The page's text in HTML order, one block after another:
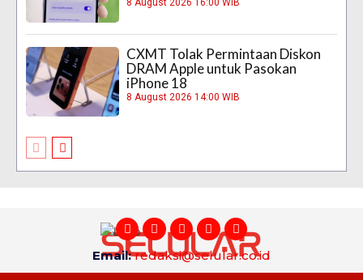
8 August 2026 16:00 WIB
CXMT Tolak Permintaan Diskon
DRAM Apple untuk Pasokan
iPhone 18
8 August 2026 14:00 WIB
Email:redaksi@selular.co.id